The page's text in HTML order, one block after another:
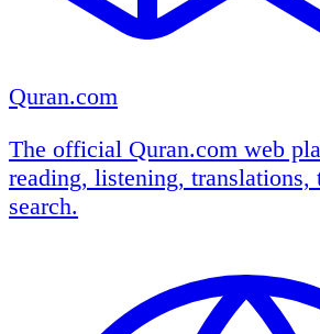
Quran.com
The official Quran.com web
reading, listening, translations,
search.